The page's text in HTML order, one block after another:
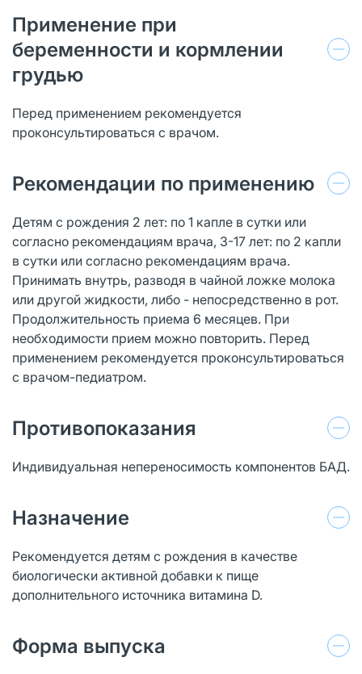
Применение при
беременности и кормлении
грудью
Перед применением рекомендуется
проконсультироваться с врачом.
Рекомендации по применению
Детям с рождения 2 лет: по 1 капле в сутки или
согласно рекомендациям врача, 3-17 лет: по 2 капли
в сутки или согласно рекомендациям врача.
Принимать внутрь, разводя в чайной ложке молока
или другой жидкости, либо - непосредственно в рот.
Продолжительность приема 6 месяцев. При
необходимости прием можно повторить. Перед
применением рекомендуется проконсультироваться
с врачом-педиатром.
Противопоказания
Индивидуальная непереносимость компонентов БАД.
Назначение
Рекомендуется детям с рождения в качестве
биологически активной добавки к пище
дополнительного источника витамина D.
Форма выпуска